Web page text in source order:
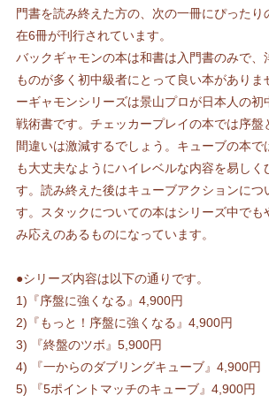
門書を読み終えた方の、次の一冊にぴったり
在6冊が刊行されています。
バックギャモンの本は和書は入門書のみで、
ものが多く初中級者にとって良い本がありま
ーギャモンシリーズは景山プロが日本人の初
戦術書です。チェッカープレイの本では序盤
間違いは激減するでしょう。キューブの本で
も大丈夫なようにハイレベルな内容を易しく
す。読み終えた後はキューブアクションにつ
す。スタックについての本はシリーズ中でも
み応えのあるものになっています。
●シリーズ内容は以下の通りです。
1)『序盤に強くなる』4,900円
2)『もっと！序盤に強くなる』4,900円
3) 『終盤のツボ』5,900円
4) 『一からのダブリングキューブ』4,900円
5) 『5ポイントマッチのキューブ』4,900円